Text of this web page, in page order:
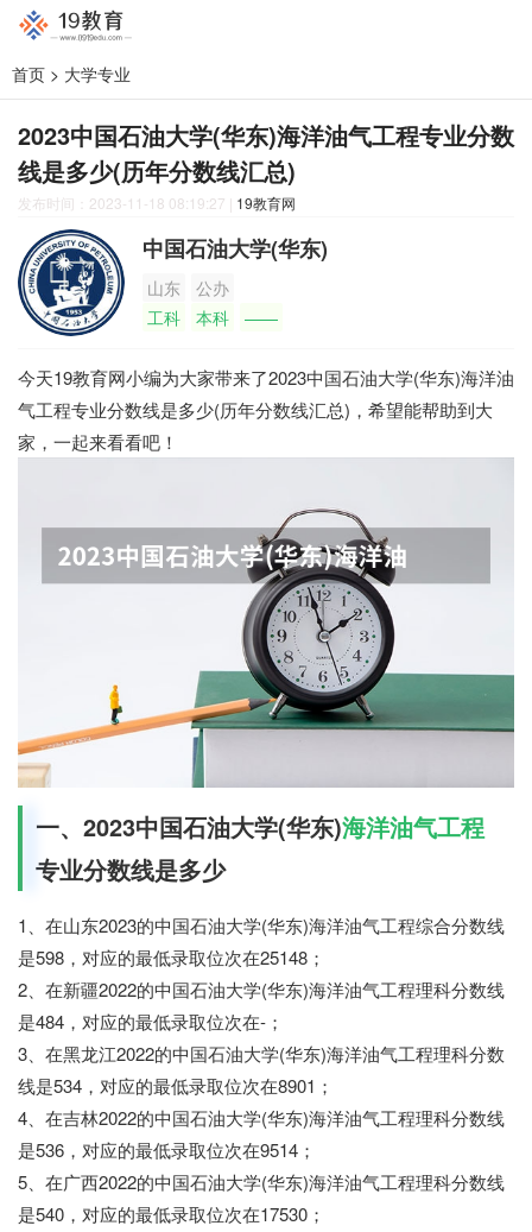
首页 > 大学专业
2023中国石油大学(华东)海洋油气工程专业分数
线是多少(历年分数线汇总)
发布时间：2023-11-18 08:19:27 | 19教育网
中国石油大学(华东)
山东
公办
工科
本科 ——
今天19教育网小编为大家带来了2023中国石油大学(华东)海洋油
气工程专业分数线是多少(历年分数线汇总)，希望能帮助到大
家，一起来看看吧！
一、2023中国石油大学(华东)海洋油气工程
专业分数线是多少
1、在山东2023的中国石油大学(华东)海洋油气工程综合分数线
是598，对应的最低录取位次在25148；
2、在新疆2022的中国石油大学(华东)海洋油气工程理科分数线
是484，对应的最低录取位次在-；
3、在黑龙江2022的中国石油大学(华东)海洋油气工程理科分数
线是534，对应的最低录取位次在8901；
4、在吉林2022的中国石油大学(华东)海洋油气工程理科分数线
是536，对应的最低录取位次在9514；
5、在广西2022的中国石油大学(华东)海洋油气工程理科分数线
是540，对应的最低录取位次在17530；